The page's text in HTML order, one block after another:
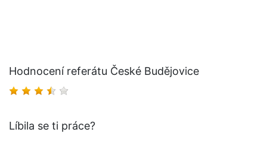
Hodnocení referátu České Budějovice
Líbila se ti práce?